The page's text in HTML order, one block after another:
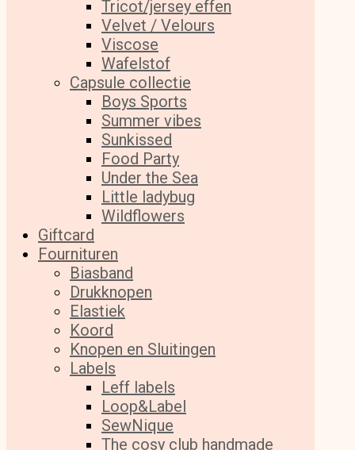
Tricot/jersey effen
Velvet / Velours
Viscose
Wafelstof
Capsule collectie
Boys Sports
Summer vibes
Sunkissed
Food Party
Under the Sea
Little ladybug
Wildflowers
Giftcard
Fournituren
Biasband
Drukknopen
Elastiek
Koord
Knopen en Sluitingen
Labels
Leff labels
Loop&Label
SewNique
The cosy club handmade